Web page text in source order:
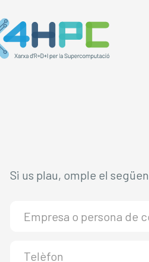
Si us plau, omple el